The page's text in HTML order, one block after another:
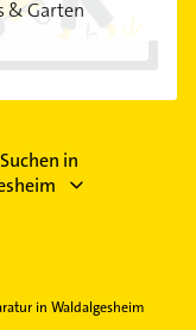
& Garten
in
in Waldalgesheim